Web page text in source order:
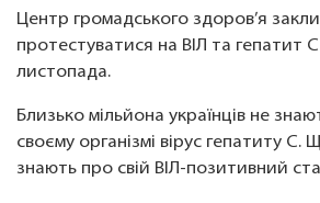
Центр громадського здоров’я
протестуватися на ВІЛ та гепатит
листопада.
Близько мільйона українців не
своєму організмі вірус гепатиту
знають про свій ВІЛ-позитивний